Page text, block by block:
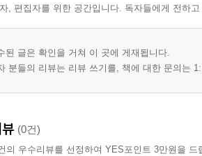
, 편집자를 위한 공간입니다. 독자들에게 전하
된 글은 확인을 거쳐 이 곳에 게재됩니다.
분들의 리뷰는 리뷰 쓰기를, 책에 대한 문의는
(0건)
의 우수리뷰를 선정하여 YES포인트 3만원을 드